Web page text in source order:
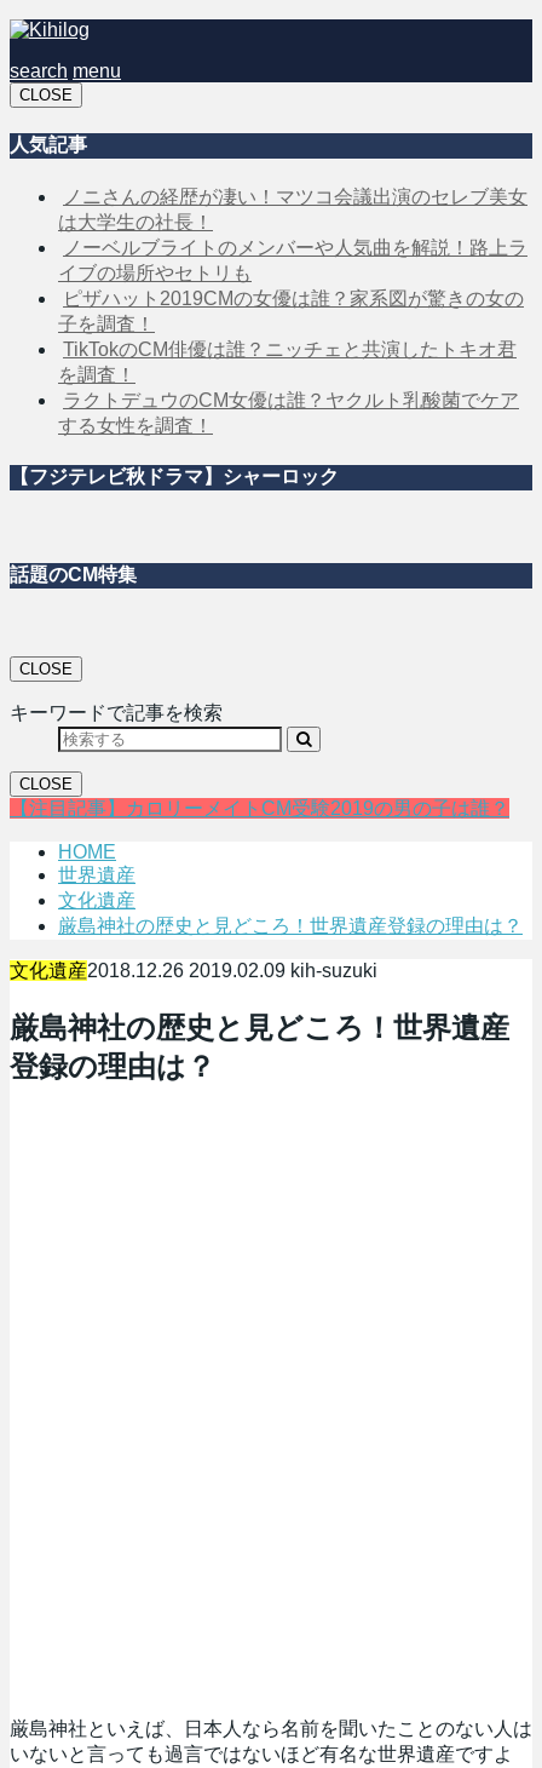
search menu
CLOSE
人気記事
ノニさんの経歴が凄い！マツコ会議出演のセレブ美女
は大学生の社長！
ノーベルブライトのメンバーや人気曲を解説！路上ラ
イブの場所やセトリも
ピザハット2019CMの女優は誰？家系図が驚きの女の
子を調査！
TikTokのCM俳優は誰？ニッチェと共演したトキオ君
を調査！
ラクトデュウのCM女優は誰？ヤクルト乳酸菌でケア
する女性を調査！
【フジテレビ秋ドラマ】シャーロック
話題のCM特集
CLOSE
キーワードで記事を検索
CLOSE
【注目記事】カロリーメイトCM受験2019の男の子は誰？
HOME
世界遺産
文化遺産
厳島神社の歴史と見どころ！世界遺産登録の理由は？
文化遺産2018.12.26 2019.02.09 kih-suzuki
厳島神社の歴史と見どころ！世界遺産
登録の理由は？
厳島神社といえば、日本人なら名前を聞いたことのない人は
いないと言っても過言ではないほど有名な世界遺産ですよ